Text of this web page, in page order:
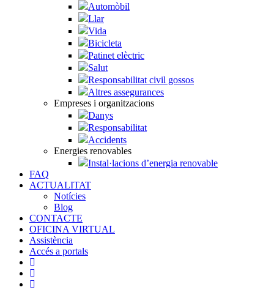
Automòbil
Llar
Vida
Bicicleta
Patinet elèctric
Salut
Responsabilitat civil gossos
Altres assegurances
Empreses i organitzacions
Danys
Responsabilitat
Accidents
Energies renovables
Instal·lacions d’energia renovable
FAQ
ACTUALITAT
Notícies
Blog
CONTACTE
OFICINA VIRTUAL
Assistència
Accés a portals